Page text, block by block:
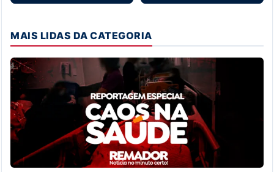
MAIS LIDAS DA CATEGORIA